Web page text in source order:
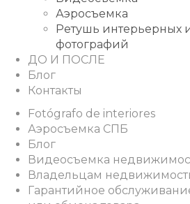
Аэросъемка
Ретушь интерьерных
фотографий
ДО И ПОСЛЕ
Блог
Контакты
Fotógrafo de interiores
Аэросъемка СПБ
Блог
Видеосъемка
Владельцам
Гарантийное